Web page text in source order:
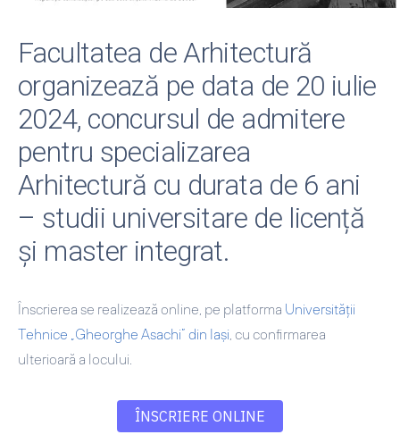
Facultatea de Arhitectură
organizează pe data de 20 iulie
2024, concursul de admitere
pentru specializarea
Arhitectură cu durata de 6 ani
– studii universitare de licență
și master integrat.
Înscrierea se realizează online, pe platforma Universității
Tehnice „Gheorghe Asachi” din Iași , cu confirmarea
ulterioară a locului.
ÎNSCRIERE ONLINE